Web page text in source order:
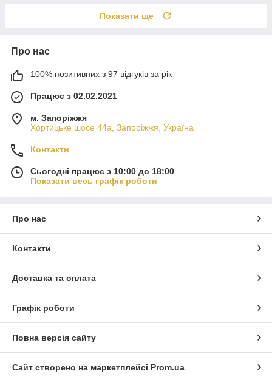
Показати ще
Про нас
100% позитивних з 97 відгуків за рік
Працює з 02.02.2021
м. Запоріжжя
Хортицьке шосе 44а, Запоріжжя, Україна
Контакти
Сьогодні працює з 10:00 до 18:00
Показати весь графік роботи
Про нас
Контакти
Доставка та оплата
Графік роботи
Повна версія сайту
Сайт створено на маркетплейсі Prom.ua